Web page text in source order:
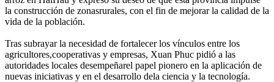
la construcción de zonasrurales, con el fin de mejorar la calidad de la
vida de la población.
Tras subrayar la necesidad de fortalecer los vínculos entre los
agricultores,cooperativas y empresas, Xuan Phuc pidió a las
autoridades locales desempeñarel papel pionero en la aplicación de
nuevas iniciativas y en el desarrollo dela ciencia y la tecnología.